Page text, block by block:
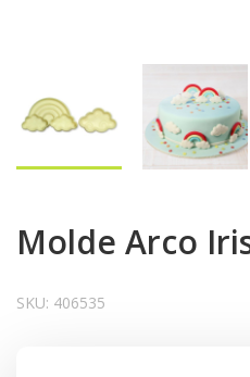
Molde Arco
SKU: 406535